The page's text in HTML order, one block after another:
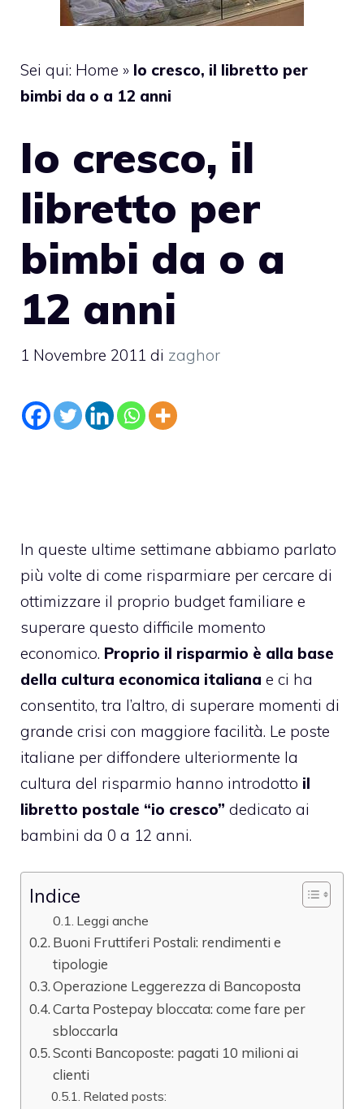
Sei qui: Home » Io cresco, il libretto per
bimbi da o a 12 anni
Io cresco, il
libretto per
bimbi da o a
12 anni
1 Novembre 2011 di zaghor
In queste ultime settimane abbiamo parlato
più volte di come risparmiare per cercare di
ottimizzare il proprio budget familiare e
superare questo difficile momento
economico. Proprio il risparmio è alla base
della cultura economica italiana e ci ha
consentito, tra l’altro, di superare momenti di
grande crisi con maggiore facilità. Le poste
italiane per diffondere ulteriormente la
cultura del risparmio hanno introdotto il
libretto postale “io cresco” dedicato ai
bambini da 0 a 12 anni.
Indice
Leggi anche
Buoni Fruttiferi Postali: rendimenti e
tipologie
Operazione Leggerezza di Bancoposta
Carta Postepay bloccata: come fare per
sbloccarla
Sconti Bancoposte: pagati 10 milioni ai
clienti
Related posts: